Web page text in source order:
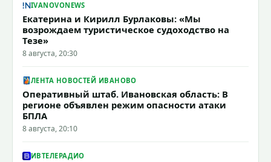
IVANOVONEWS
Екатерина и Кирилл Бурлаковы: «Мы
возрождаем туристическое судоходство на
Тезе»
8 августа, 20:30
ЛЕНТА НОВОСТЕЙ ИВАНОВО
Оперативный штаб. Ивановская область: В
регионе объявлен режим опасности атаки
БПЛА
8 августа, 20:10
ИВТЕЛЕРАДИО